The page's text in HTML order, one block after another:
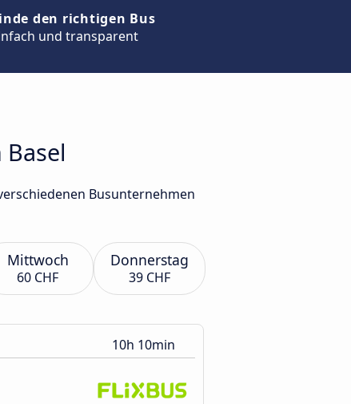
den richtigen Bus
und transparent
Busunternehmen
Mittwoch
60 CHF
Donnerstag
39 CHF
10h 10min